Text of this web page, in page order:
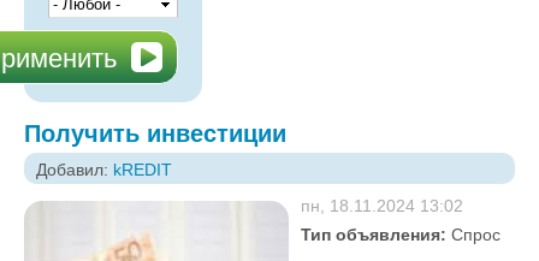
Получить инвестиции
Добавил: kREDIT
пн, 18.11.2024 13:02
Тип объявления: Спрос